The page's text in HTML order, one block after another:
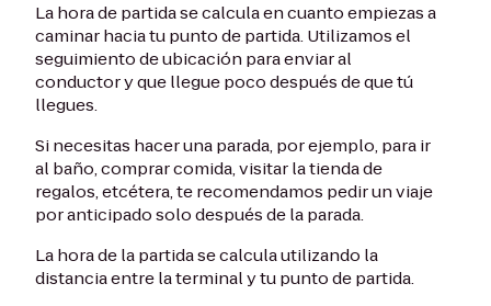
La hora de partida se calcula en cuanto empiezas a
caminar hacia tu punto de partida. Utilizamos el
seguimiento de ubicación para enviar al
conductor y que llegue poco después de que tú
llegues.
Si necesitas hacer una parada, por ejemplo, para ir
al baño, comprar comida, visitar la tienda de
regalos, etcétera, te recomendamos pedir un viaje
por anticipado solo después de la parada.
La hora de la partida se calcula utilizando la
distancia entre la terminal y tu punto de partida.